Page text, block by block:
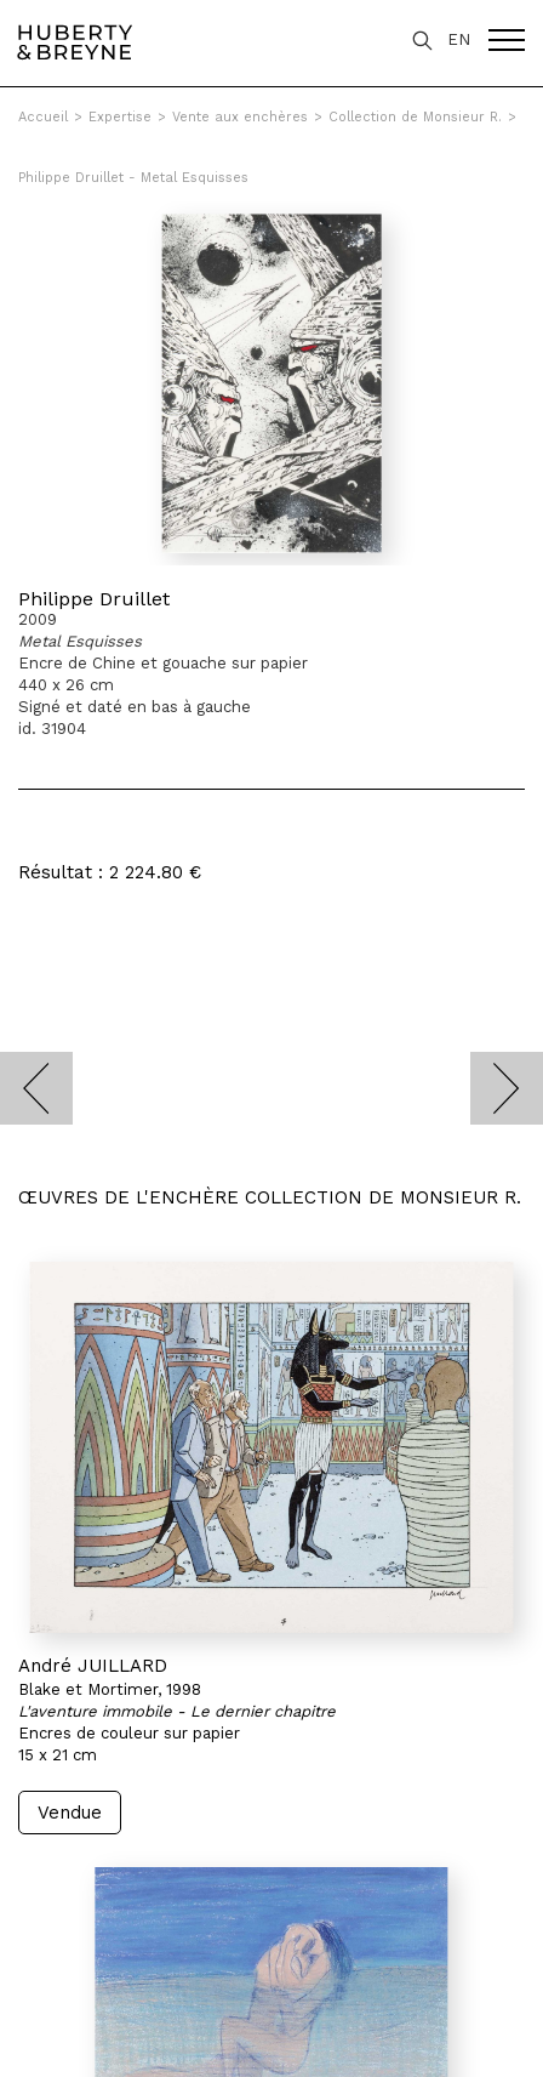
EN
Accueil > Expertise > Vente aux enchères > Collection de Monsieur R. >
Philippe Druillet - Metal Esquisses
Philippe Druillet
2009
Metal Esquisses
Encre de Chine et gouache sur papier
440 x 26 cm
Signé et daté en bas à gauche
id. 31904
Résultat : 2 224.80 €
ŒUVRES DE L'ENCHÈRE COLLECTION DE MONSIEUR R.
André JUILLARD
Blake et Mortimer, 1998
L'aventure immobile - Le dernier chapitre
Encres de couleur sur papier
15 x 21 cm
Vendue